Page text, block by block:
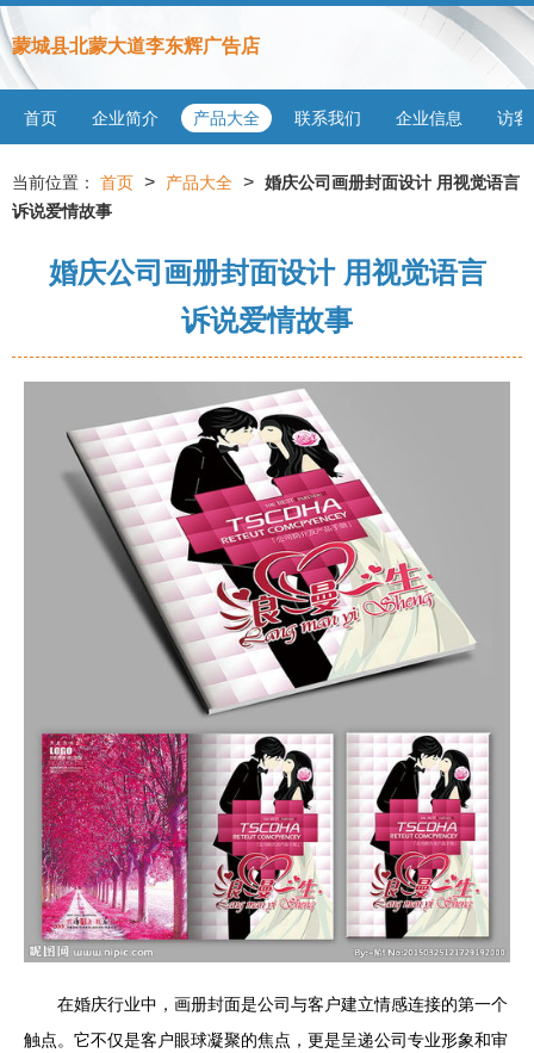
蒙城县北蒙大道李东辉广告店
首页 企业简介 产品大全 联系我们 企业信息 访客
当前位置： 首页 > 产品大全 > 婚庆公司画册封面设计 用视觉语言
诉说爱情故事
婚庆公司画册封面设计 用视觉语言
诉说爱情故事
在婚庆行业中，画册封面是公司与客户建立情感连接的第一个
触点。它不仅是客户眼球凝聚的焦点，更是呈递公司专业形象和审